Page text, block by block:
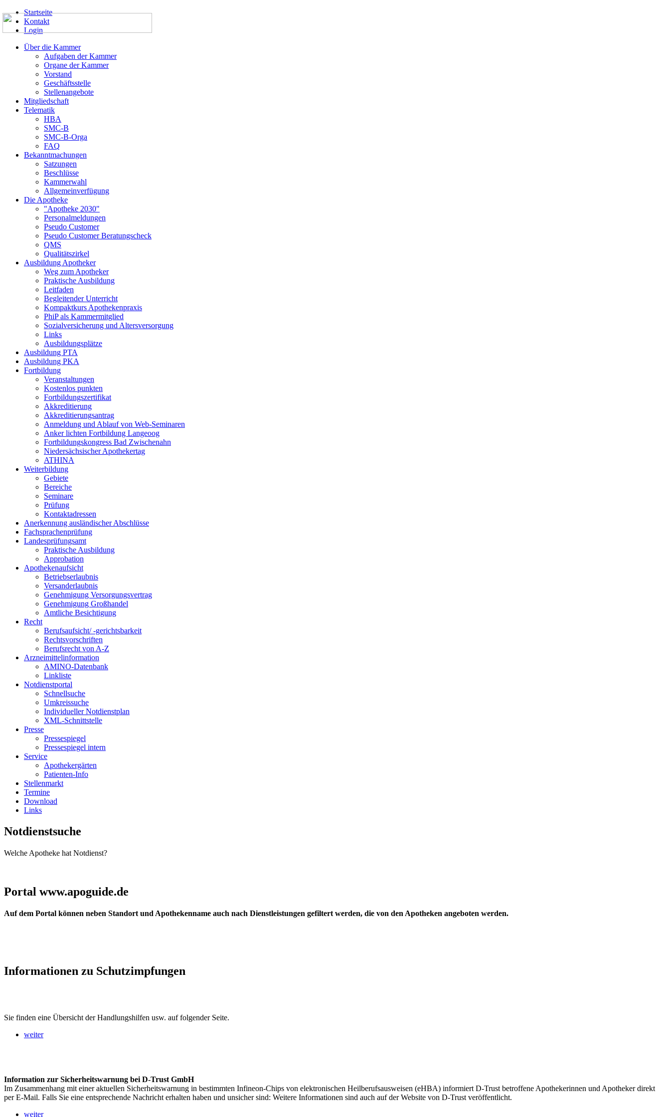
Startseite
Kontakt
Login
Über die Kammer
Aufgaben der Kammer
Organe der Kammer
Vorstand
Geschäftsstelle
Stellenangebote
Mitgliedschaft
Telematik
HBA
SMC-B
SMC-B-Orga
FAQ
Bekanntmachungen
Satzungen
Beschlüsse
Kammerwahl
Allgemeinverfügung
Die Apotheke
"Apotheke 2030"
Personalmeldungen
Pseudo Customer
Pseudo Customer Beratungscheck
QMS
Qualitätszirkel
Ausbildung Apotheker
Weg zum Apotheker
Praktische Ausbildung
Leitfaden
Begleitender Unterricht
Kompaktkurs Apothekenpraxis
PhiP als Kammermitglied
Sozialversicherung und Altersversorgung
Links
Ausbildungsplätze
Ausbildung PTA
Ausbildung PKA
Fortbildung
Veranstaltungen
Kostenlos punkten
Fortbildungszertifikat
Akkreditierung
Akkreditierungsantrag
Anmeldung und Ablauf von Web-Seminaren
Anker lichten Fortbildung Langeoog
Fortbildungskongress Bad Zwischenahn
Niedersächsischer Apothekertag
ATHINA
Weiterbildung
Gebiete
Bereiche
Seminare
Prüfung
Kontaktadressen
Anerkennung ausländischer Abschlüsse
Fachsprachenprüfung
Landesprüfungsamt
Praktische Ausbildung
Approbation
Apothekenaufsicht
Betriebserlaubnis
Versanderlaubnis
Genehmigung Versorgungsvertrag
Genehmigung Großhandel
Amtliche Besichtigung
Recht
Berufsaufsicht/ -gerichtsbarkeit
Rechtsvorschriften
Berufsrecht von A-Z
Arzneimittelinformation
AMINO-Datenbank
Linkliste
Notdienstportal
Schnellsuche
Umkreissuche
Individueller Notdienstplan
XML-Schnittstelle
Presse
Pressespiegel
Pressespiegel intern
Service
Apothekergärten
Patienten-Info
Stellenmarkt
Termine
Download
Links
Notdienstsuche
Welche Apotheke hat Notdienst?
Portal www.apoguide.de
Auf dem Portal können neben Standort und Apothekenname auch nach Dienstleistungen gefiltert werden, die von den Apotheken angeboten werden.
Informationen zu Schutzimpfungen
Sie finden eine Übersicht der Handlungshilfen usw. auf folgender Seite.
weiter
Information zur Sicherheitswarnung bei D-Trust GmbH
Im Zusammenhang mit einer aktuellen Sicherheitswarnung in bestimmten Infineon-Chips von elektronischen Heilberufsausweisen (eHBA) informiert D-Trust betroffene Apothekerinnen und Apotheker direkt
per E-Mail. Falls Sie eine entsprechende Nachricht erhalten haben und unsicher sind: Weitere Informationen sind auch auf der Website von D-Trust veröffentlicht.
weiter